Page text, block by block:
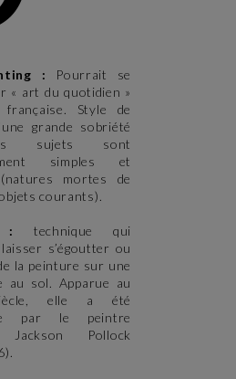
:
Pourrait se
« art du quotidien »
Style de
grande sobriété
sujets sont
simples et
mortes de
courants).
: technique qui
s’égoutter ou
la peinture sur une
au sol. Apparue au
elle a été
par le peintre
Jackson Pollock